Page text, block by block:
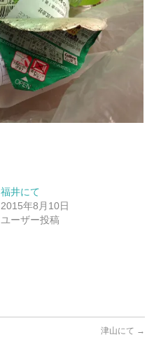
福井にて
2015年8月10日
ユーザー投稿
津山にて →